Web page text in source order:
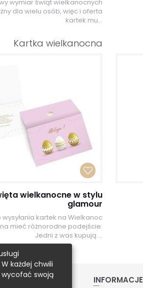
wymiar świąt wielkanocnych
dla wielu osób, więc i oferta
kartek mu...
Kartka wielkanocna
wielkanocne w stylu
glamour
wysyłania kartek na Wielkanoc
mieć różnorodne podejście.
Jedni z was kupują ...
INFORMACJE
W każdej chwili
swoją